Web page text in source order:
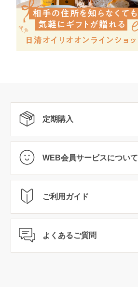
定期購入
WEB会員サービスについて
ご利用ガイド
よくあるご質問